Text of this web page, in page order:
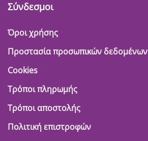
Σύνδεσμοι
Όροι χρήσης
Προστασία προσωπικών δεδομένων
Cookies
Τρόποι πληρωμής
Τρόποι αποστολής
Πολιτική επιστροφών